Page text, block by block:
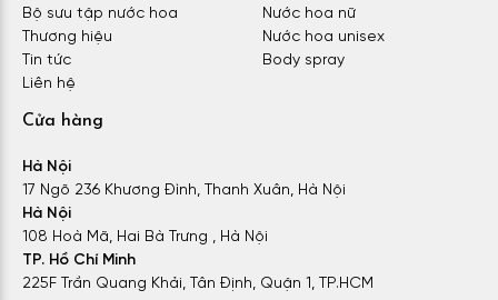
Bộ sưu tập nước hoa
Thương hiệu
Tin tức
Liên hệ
Nước hoa nữ
Nước hoa unisex
Body spray
Cửa hàng
Hà Nội
17 Ngõ 236 Khương Đình, Thanh Xuân, Hà Nội
Hà Nội
108 Hoà Mã, Hai Bà Trưng , Hà Nội
TP. Hồ Chí Minh
225F Trần Quang Khải, Tân Định, Quận 1, TP.HCM